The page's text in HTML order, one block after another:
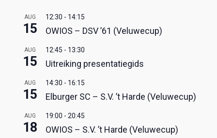
AUG
15
12:30 - 14:15
OWIOS – DSV ’61 (Veluwecup)
AUG
15
12:45 - 13:30
Uitreiking presentatiegids
AUG
15
14:30 - 16:15
Elburger SC – S.V. ’t Harde (Veluwecup)
AUG
18
19:00 - 20:45
OWIOS – S.V. ’t Harde (Veluwecup)